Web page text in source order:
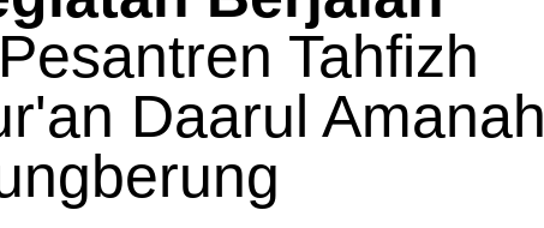
Tahfizh
Daarul Amanah